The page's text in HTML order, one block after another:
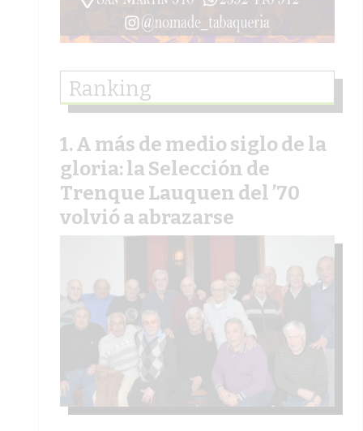
Ranking
A más de medio siglo de la
gloria: la Selección de
Trenque Lauquen del ’70
volvió a abrazarse